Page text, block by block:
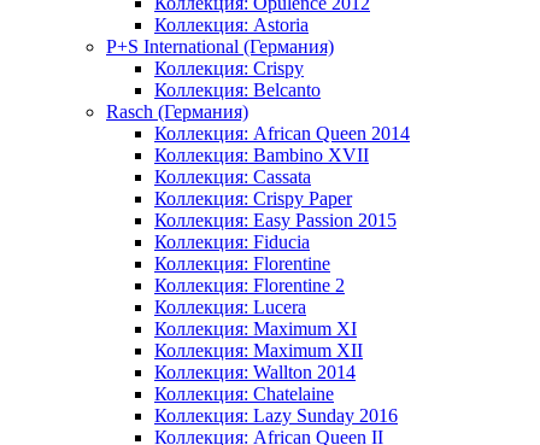
Коллекция: Astoria
P+S International (Германия)
Коллекция: Crispy
Коллекция: Belcanto
Rasch (Германия)
Коллекция: African Queen 2014
Коллекция: Bambino XVII
Коллекция: Cassata
Коллекция: Crispy Paper
Коллекция: Easy Passion 2015
Коллекция: Fiducia
Коллекция: Florentine
Коллекция: Florentine 2
Коллекция: Lucera
Коллекция: Maximum XI
Коллекция: Maximum XII
Коллекция: Wallton 2014
Коллекция: Chatelaine
Коллекция: Lazy Sunday 2016
Коллекция: African Queen II